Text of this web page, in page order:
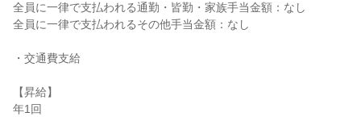
全員に一律で支払われる通勤・皆勤・家族手当金額：なし
全員に一律で支払われるその他手当金額：なし
・交通費支給
【昇給】
年1回